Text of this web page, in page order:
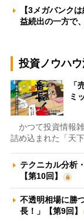
【3メガバンク
益続出の一方で
投資ノウハウ
「
ミ
かつて投資情報
詰め込まれた「天
テクニカル分析
【第10回】
不透明相場に勝
長！」【第9回】